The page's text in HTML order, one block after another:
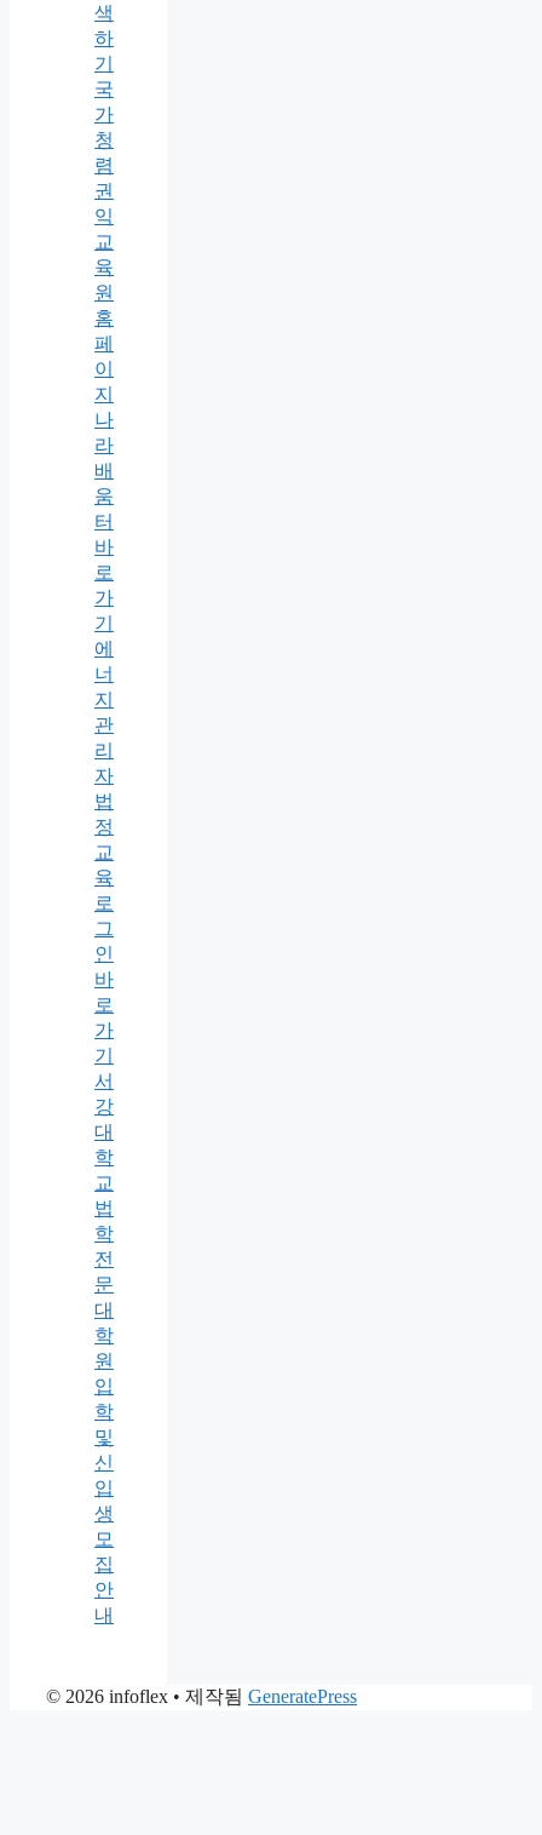
색
하
기
국
가
청
렴
권
익
교
육
원
홈
페
이
지
나
라
배
움
터
바
로
가
기
에
너
지
관
리
자
법
정
교
육
로
그
인
바
로
가
기
서
강
대
학
교
법
학
전
문
대
학
원
입
학
및
신
입
생
모
집
안
내
© 2026 infoflex • 제작됨 GeneratePress